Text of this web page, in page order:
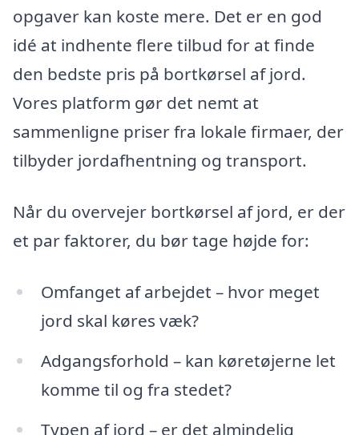
opgaver kan koste mere. Det er en god
idé at indhente flere tilbud for at finde
den bedste pris på bortkørsel af jord.
Vores platform gør det nemt at
sammenligne priser fra lokale firmaer, der
tilbyder jordafhentning og transport.
Når du overvejer bortkørsel af jord, er der
et par faktorer, du bør tage højde for:
Omfanget af arbejdet – hvor meget
jord skal køres væk?
Adgangsforhold – kan køretøjerne let
komme til og fra stedet?
Typen af jord – er det almindelig